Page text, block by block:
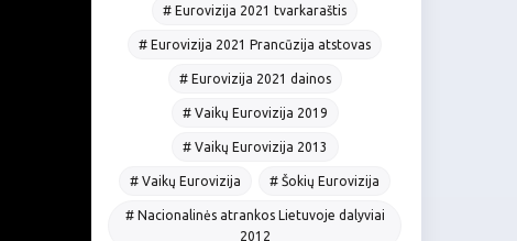
# Eurovizija 2021 tvarkaraštis
# Eurovizija 2021 Prancūzija atstovas
# Eurovizija 2021 dainos
# Vaikų Eurovizija 2019
# Vaikų Eurovizija 2013
# Vaikų Eurovizija # Šokių Eurovizija
# Nacionalinės atrankos Lietuvoje dalyviai
2012